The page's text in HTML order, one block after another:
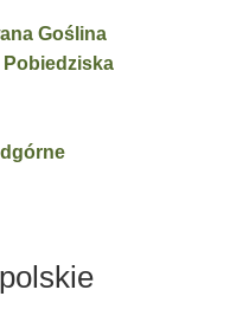
Goślina